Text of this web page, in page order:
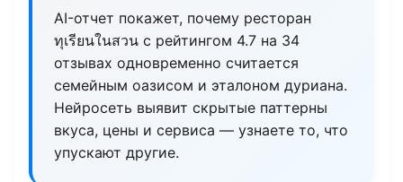
AI-отчет покажет, почему ресторан
ทุเรียนในสวน с рейтингом 4.7 на 34
отзывах одновременно считается
семейным оазисом и эталоном дуриана.
Нейросеть выявит скрытые паттерны
вкуса, цены и сервиса — узнаете то, что
упускают другие.